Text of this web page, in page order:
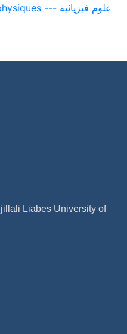
- [ VRPG-Doc-Sc] Sciences physiques --- علوم فيزيائية
Liabes University of